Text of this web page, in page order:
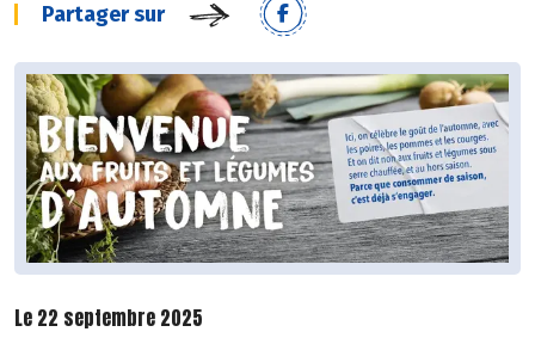
Partager sur
Le 22 septembre 2025